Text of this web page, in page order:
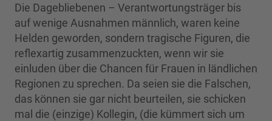
Die Dagebliebenen – Verantwortungsträger bis
auf wenige Ausnahmen männlich, waren keine
Helden geworden, sondern tragische Figuren, die
reflexartig zusammenzuckten, wenn wir sie
einluden über die Chancen für Frauen in ländlichen
Regionen zu sprechen. Da seien sie die Falschen,
das können sie gar nicht beurteilen, sie schicken
mal die (einzige) Kollegin, (die kümmert sich um